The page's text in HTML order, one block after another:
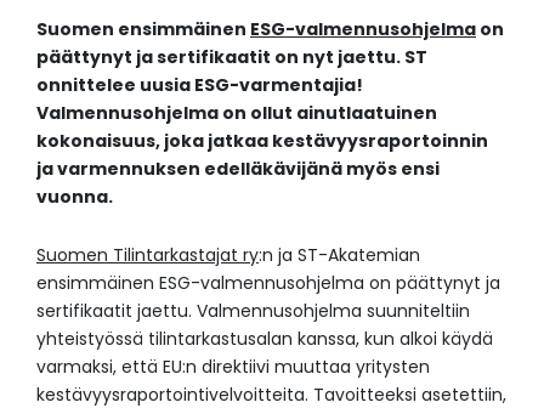
Suomen ensimmäinen ESG-valmennusohjelma on
päättynyt ja sertifikaatit on nyt jaettu. ST
onnittelee uusia ESG-varmentajia!
Valmennusohjelma on ollut ainutlaatuinen
kokonaisuus, joka jatkaa kestävyysraportoinnin
ja varmennuksen edelläkävijänä myös ensi
vuonna.
Suomen Tilintarkastajat ry:n ja ST-Akatemian
ensimmäinen ESG-valmennusohjelma on päättynyt ja
sertifikaatit jaettu. Valmennusohjelma suunniteltiin
yhteistyössä tilintarkastusalan kanssa, kun alkoi käydä
varmaksi, että EU:n direktiivi muuttaa yritysten
kestävyysraportointivelvoitteita. Tavoitteeksi asetettiin,